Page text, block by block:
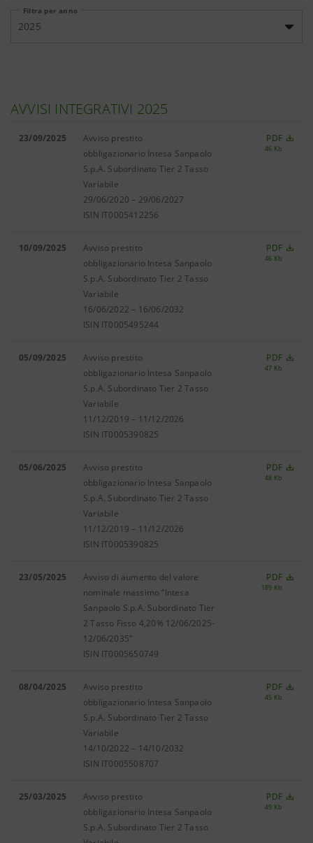
Filtra per anno
2025
AVVISI INTEGRATIVI 2025
23/09/2025
Avviso prestito
obbligazionario Intesa Sanpaolo
S.p.A. Subordinato Tier 2 Tasso
Variabile
29/06/2020 – 29/06/2027
ISIN IT0005412256
PDF
46 Kb
10/09/2025
Avviso prestito
obbligazionario Intesa Sanpaolo
S.p.A. Subordinato Tier 2 Tasso
Variabile
16/06/2022 – 16/06/2032
ISIN IT0005495244
PDF
46 Kb
05/09/2025
Avviso prestito
obbligazionario Intesa Sanpaolo
S.p.A. Subordinato Tier 2 Tasso
Variabile
11/12/2019 – 11/12/2026
ISIN IT0005390825
PDF
47 Kb
05/06/2025
Avviso prestito
obbligazionario Intesa Sanpaolo
S.p.A. Subordinato Tier 2 Tasso
Variabile
11/12/2019 – 11/12/2026
ISIN IT0005390825
PDF
48 Kb
23/05/2025
Avviso di aumento del valore
nominale massimo “Intesa
Sanpaolo S.p.A. Subordinato Tier
2 Tasso Fisso 4,20% 12/06/2025-
12/06/2035”
ISIN IT0005650749
PDF
189 Kb
08/04/2025
Avviso prestito
obbligazionario Intesa Sanpaolo
S.p.A. Subordinato Tier 2 Tasso
Variabile
14/10/2022 – 14/10/2032
ISIN IT0005508707
PDF
45 Kb
25/03/2025
Avviso prestito
obbligazionario Intesa Sanpaolo
S.p.A. Subordinato Tier 2 Tasso
PDF
49 Kb